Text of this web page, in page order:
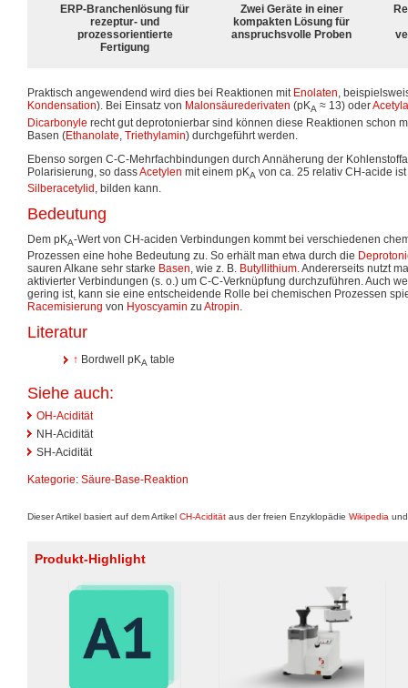
ERP-Branchenlösung für
rezeptur- und
prozessorientierte
Fertigung
Zwei Geräte in einer
kompakten Lösung für
anspruchsvolle Proben
Praktisch angewendend wird dies bei Reaktionen mit Enolaten,
Kondensation). Bei Einsatz von Malonsäurederivaten (pKA ≈ 13) oder
Dicarbonyle recht gut deprotonierbar sind können diese Reaktionen schon
Basen (Ethanolate Triethylamin) durchgeführt werden.
Ebenso sorgen C-C-Mehrfachbindungen durch Annäherung der
Polarisierung, so dassAcetylen mit einem pKA von ca. 25 relativ CH-acide
Silberacetylid , bilden kann.
Bedeutung
Dem pKA-Wert von CH-aciden Verbindungen kommt bei verschiedenen
Prozessen eine hohe Bedeutung zu. So erhält man etwa durch die
sauren Alkane sehr starke Basen, wie z. B. Butyllithium. Andererseits nutzt
aktivierter Verbindungen (s. o.) um C-C-Verknüpfung durchzuführen. Auch
gering ist, kann sie eine entscheidende Rolle bei chemischen Prozessen
Racemisierung von Hyoscyamin zu Atropin.
Literatur
↑ Bordwell pKA table
Siehe auch:
OH-Acidität
NH-Acidität
SH-Acidität
Kategorie: Säure-Base-Reaktion
Dieser Artikel basiert auf dem Artikel CH-Acidität aus der freien Enzyklopädie Wikipedia
Produkt-Highlight